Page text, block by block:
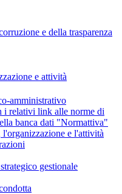
e della trasparenza
e attività
amministrativo
i relativi link alle norme di
banca dati "Normattiva"
e l'attività
gestionale